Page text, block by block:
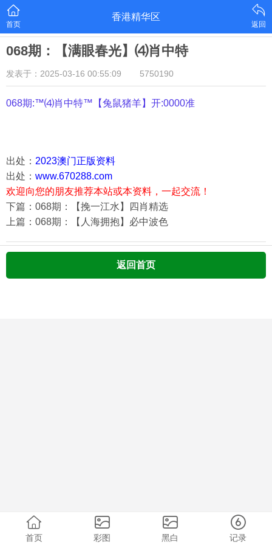
首页
香港精华区
返回
068期：【满眼春光】⑷肖中特
发表于：2025-03-16 00:55:09 5750190
068期:™⑷肖中特™【兔鼠猪羊】开:0000准
出处： 2023澳门正版资料
出处： www.670288.com
欢迎向您的朋友推荐本站或本资料，一起交流！
下篇：068期：【挽一江水】四肖精选
上篇：068期：【人海拥抱】必中波色
返回首页
首页 彩图 黑白 记录